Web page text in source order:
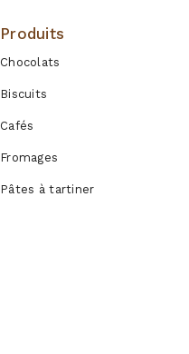
Produits
Chocolats
Biscuits
Cafés
Fromages
Pâtes à tartiner